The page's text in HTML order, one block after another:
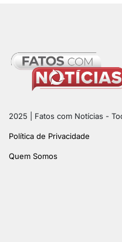
2025 | Fatos com Notícias -
Política de Privacidade
Quem Somos